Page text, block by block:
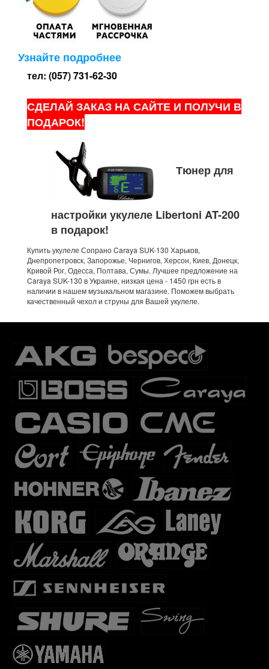
Узнайте подробнее
тел: (057) 731-62-30
СДЕЛАЙ ЗАКАЗ НА САЙТЕ И ПОЛУЧИ В
ПОДАРОК!
Тюнер для
настройки укулеле Libertoni AT-200
в подарок!
Купить укулеле Сопрано Caraya SUK-130 Харьков,
Днепропетровск, Запорожье, Чернигов, Херсон, Киев, Донецк,
Кривой Рог, Одесса, Полтава, Сумы. Лучшее предложение на
Caraya SUK-130 в Украине, низкая цена - 1450 грн есть в
наличии в нашем музыкальном магазине. Поможем выбрать
качественный чехол и струны для Вашей укулеле.